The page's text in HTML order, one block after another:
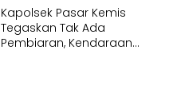
Kapolsek Pasar Kemis
Tegaskan Tak Ada
Pembiaran, Kendaraan